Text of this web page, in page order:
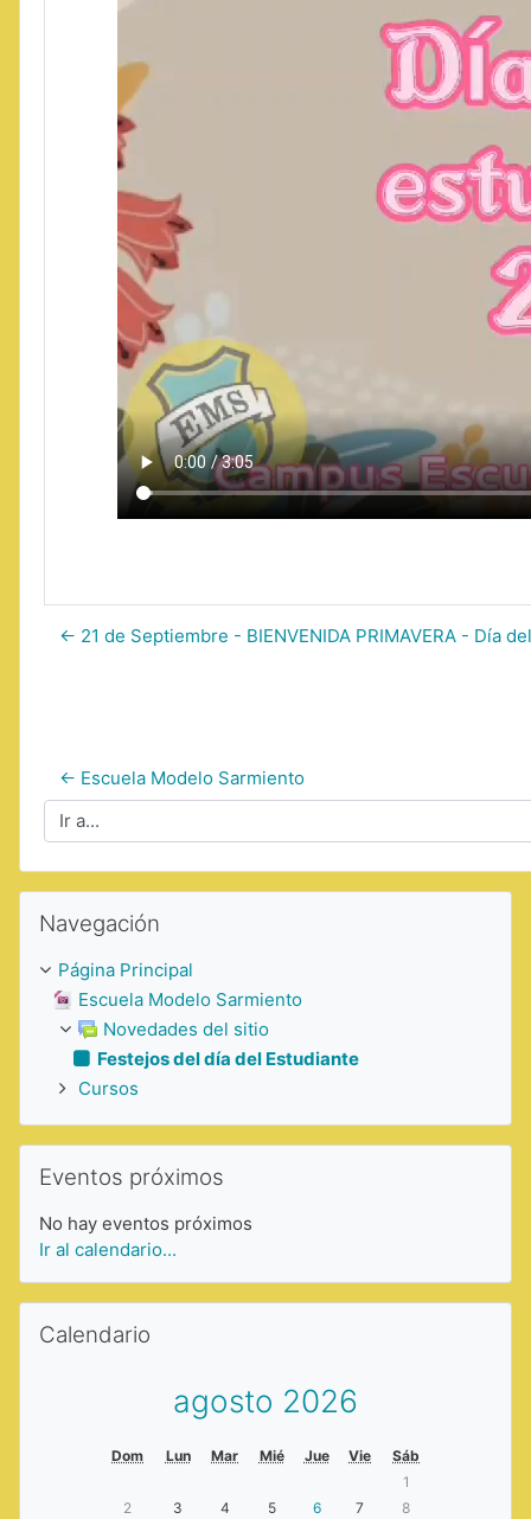
← 21 de Septiembre - BIENVENIDA PRIMAVERA - Día
← Escuela Modelo Sarmiento
Ir a...
Saltar Navegación
Navegación
Página Principal
Escuela Modelo Sarmiento
Novedades del sitio
Festejos del día del Estudiante
Cursos
Saltar Eventos próximos
Eventos próximos
No hay eventos próximos
Ir al calendario...
Saltar Calendario
Calendario
agosto 2026
Dom Lun Mar Mié Jue Vie
Sáb
1
2
3 4 5 6 7
8